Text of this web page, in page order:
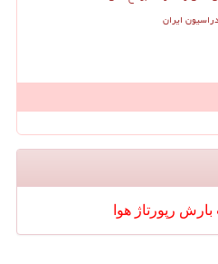
ایران
بارش رپورتاژ هوا